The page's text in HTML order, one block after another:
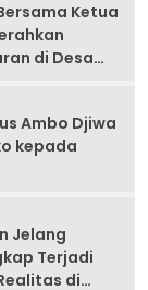
Ketua
di Desa
Ambo Djiwa
kepada
Jelang
Terjadi
di